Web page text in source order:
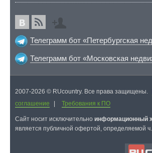
Телеграмм бот «Петербургская
Телеграмм бот «Московская
2007-2026 © RUcountry. Все права защищены.
соглашение
Требования к ПО
Cайт носит исключительно информационный
является публичной офертой, определяемой